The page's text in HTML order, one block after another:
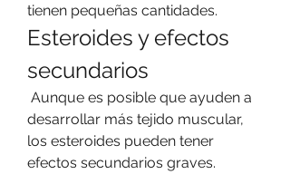
tienen pequeñas cantidades.
Esteroides y efectos
secundarios
desarrollar más tejido muscular,
los esteroides pueden tener
efectos secundarios graves.